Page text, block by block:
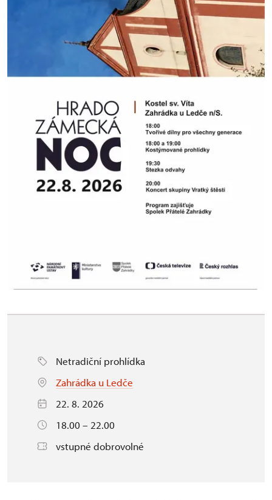
Netradiční prohlídka
Zahrádka u Ledče
22. 8. 2026
18.00 – 22.00
vstupné dobrovolné